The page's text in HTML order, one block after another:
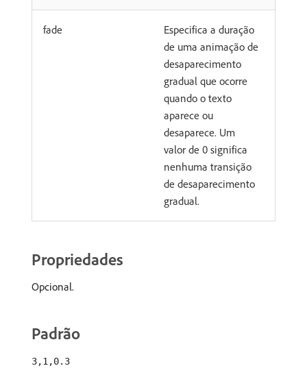
fade
Especifica a duração
de uma animação de
desaparecimento
gradual que ocorre
quando o texto
aparece ou
desaparece. Um
valor de 0 significa
nenhuma transição
de desaparecimento
gradual.
Propriedades
Opcional.
Padrão
3,1,0.3